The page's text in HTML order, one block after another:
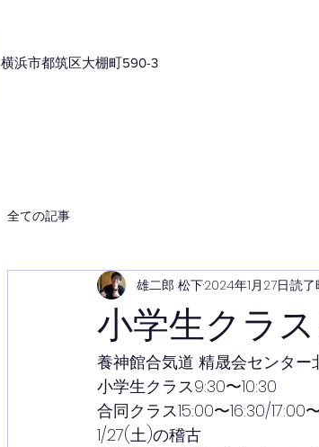
横浜市都筑区大棚町590-3
全ての記事
小学生クラ
雄二郎 松下2024年1月27日読了
養神館合気道 精晟会センター
小学生クラス9:30〜10:30
合同クラス15:00〜16:30/17:00
1/27(土)の稽古